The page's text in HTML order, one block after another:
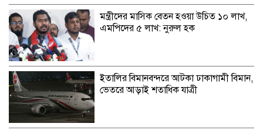
মন্ত্রীদের মাসিক বেতন হওয়া উচিত ১০ লাখ,
এমপিদের ৫ লাখ: নুরুল হক
ইতালির বিমানবন্দরে আটকা ঢাকাগামী বিমান,
ভেতরে আড়াই শতাধিক যাত্রী